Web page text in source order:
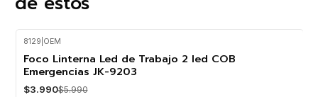
8129 OEM
Foco Linterna Led de Trabajo 2 led COB
Emergencias JK-9203
$3.990$5.990